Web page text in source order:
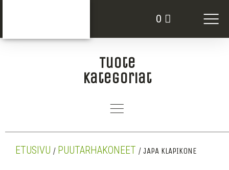
0
Tuote
kategoriat
ETUSIVU / PUUTARHAKONEET / JAPA KLAPIKONE